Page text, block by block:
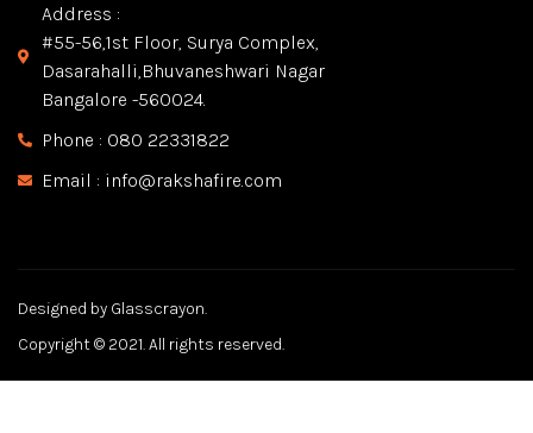
Address :
#55-56,1st Floor, Surya Complex,
Dasarahalli,Bhuvaneshwari Nagar
Bangalore -560024.
Phone : 080 22331822
Email : info@rakshafire.com
Designed by Glasscrayon.
Copyright © 2021. All rights reserved.